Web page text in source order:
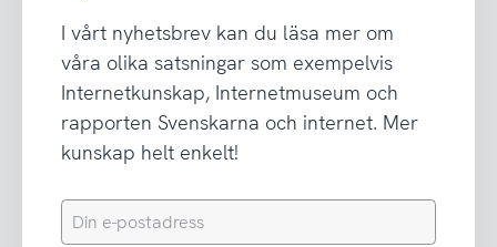
I vårt nyhetsbrev kan du läsa mer om
våra olika satsningar som exempelvis
Internetkunskap, Internetmuseum och
rapporten Svenskarna och internet. Mer
kunskap helt enkelt!
Din
e-